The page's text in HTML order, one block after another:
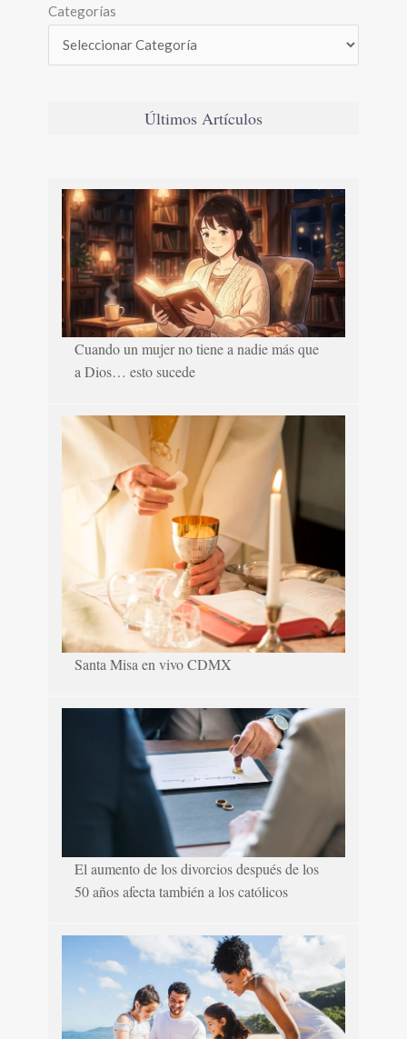
Categorías
Últimos Artículos
Cuando un mujer no tiene a nadie más que
a Dios… esto sucede
Santa Misa en vivo CDMX
El aumento de los divorcios después de los
50 años afecta también a los católicos